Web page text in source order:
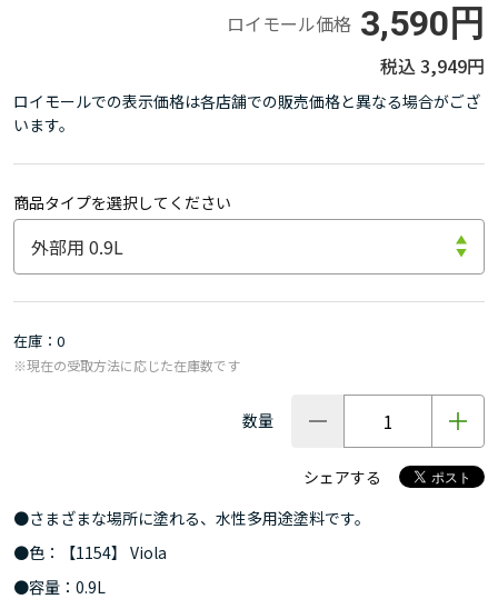
ロイモール価格 3,590円
3,949円
ロイモールでの表示価格は各店舗での販売価格と異なる場合がござ
います。
商品タイプを選択してください
在庫 0
※現在の受取方法に応じた在庫数です
数量
シェアする
●さまざまな場所に塗れる、水性多用途塗料です。
●色：【1154】 Viola
●容量：0.9L